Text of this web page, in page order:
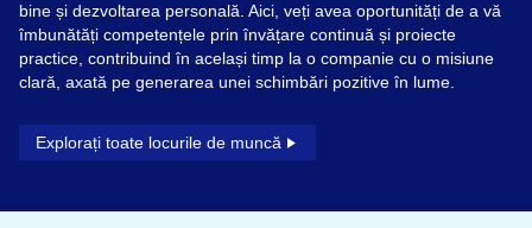
bine și dezvoltarea personală. Aici, veți avea oportunități de a vă
îmbunătăți competențele prin învățare continuă și proiecte
practice, contribuind în același timp la o companie cu o misiune
clară, axată pe generarea unei schimbări pozitive în lume.
Explorați toate locurile de muncă